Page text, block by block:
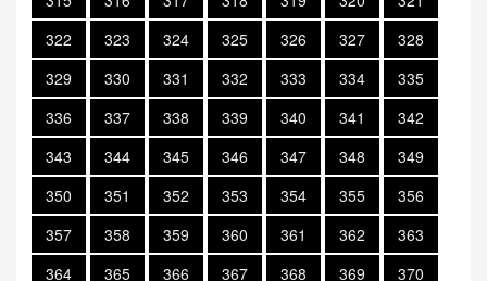
322
323 324 325 326 327
328
329
330 331 332 333 334
335
336
337 338 339 340 341
342
343
344 345 346 347 348
349
350
351 352 353 354 355
356
357
358 359 360 361 362
363
364
365 366 367 368 369 370